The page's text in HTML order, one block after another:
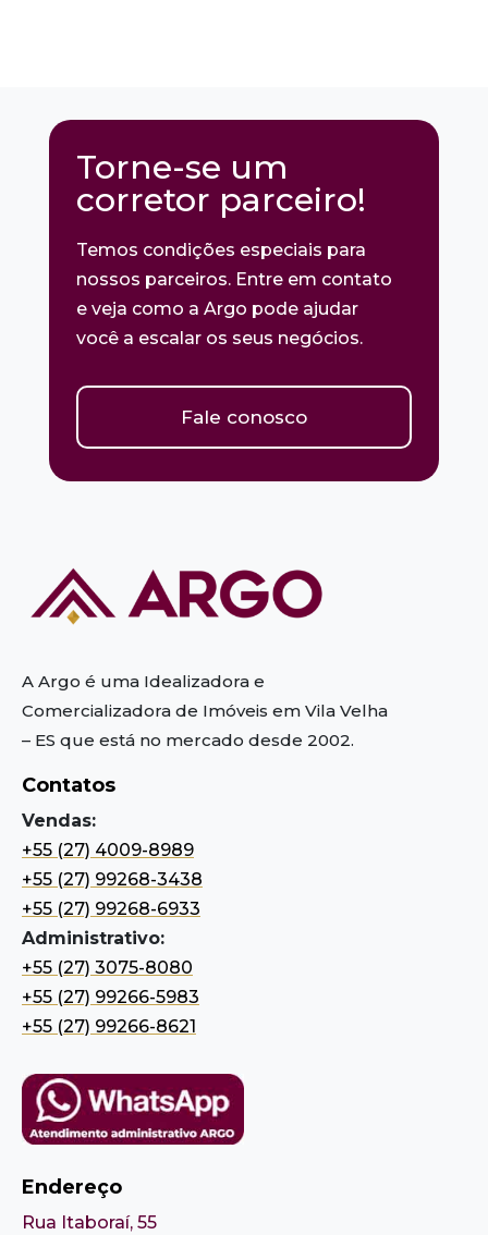
Torne-se um
corretor parceiro!
Temos condições especiais para
nossos parceiros. Entre em contato
e veja como a Argo pode ajudar
você a escalar os seus negócios.
Fale conosco
A Argo é uma Idealizadora e
Comercializadora de Imóveis em Vila Velha
– ES que está no mercado desde 2002.
Contatos
Vendas:
+55 (27) 4009-8989
+55 (27) 99268-3438
+55 (27) 99268-6933
Administrativo:
+55 (27) 3075-8080
+55 (27) 99266-5983
+55 (27) 99266-8621
Endereço
Rua Itaboraí, 55